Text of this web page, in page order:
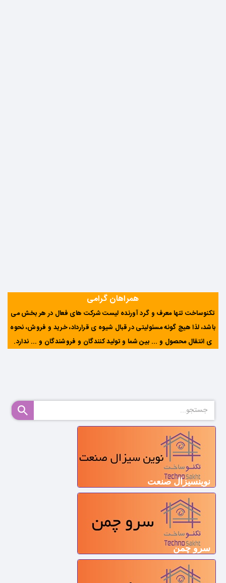
همراهان گرامی
تکنوساخت تنها معرف و گرد آورنده لیست شرکت های فعال در هر بخش می
باشد، لذا هیچ گونه مسئولیتی در قبال شیوه ی قرارداد، خرید و فروش، نحوه
ی انتقال محصول و ... بین شما و تولید کنندگان و فروشندگان و ... ندارد.
نوینسیزال صنعت
سرو چمن